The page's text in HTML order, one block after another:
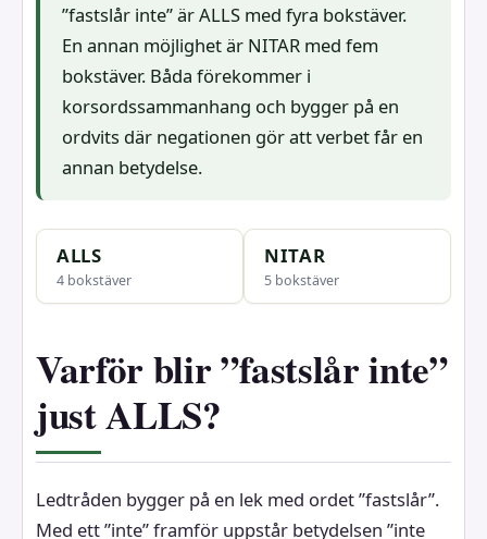
”fastslår inte” är ALLS med fyra bokstäver.
En annan möjlighet är NITAR med fem
bokstäver. Båda förekommer i
korsordssammanhang och bygger på en
ordvits där negationen gör att verbet får en
annan betydelse.
ALLS
4 bokstäver
NITAR
5 bokstäver
Varför blir ”fastslår inte”
just ALLS?
Ledtråden bygger på en lek med ordet ”fastslår”.
Med ett ”inte” framför uppstår betydelsen ”inte